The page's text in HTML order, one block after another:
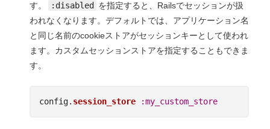
す。
:disabled
を指定すると、Railsでセッションが扱
われなくなります。デフォルトでは、アプリケーション名
と同じ名前のcookieストアがセッションキーとして使われ
ます。カスタムセッションストアを指定することもできま
す。
config. session_store :my_custom_store